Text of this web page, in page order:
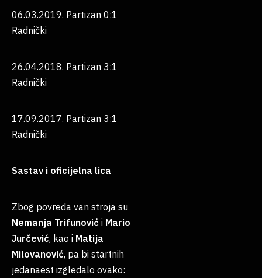
06.03.2019. Partizan 0:1
Radnički
26.04.2018. Partizan 3:1
Radnički
17.09.2017. Partizan 3:1
Radnički
Sastav i oficijelna lica
Zbog povreda van stroja su
Nemanja Trifunović i Mario
Jurčević, kao i Matija
Milovanović, pa bi startnih
jedanaest izgledalo ovako: